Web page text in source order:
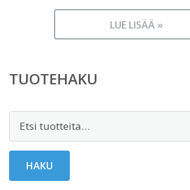
LUE LISÄÄ »
TUOTEHAKU
Etsi:
HAKU